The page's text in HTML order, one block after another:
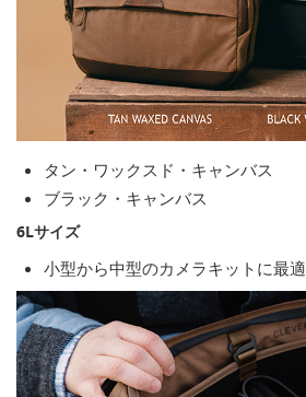
タン・ワックスド・キャンバス
ブラック・キャンバス
6Lサイズ
小型から中型のカメラキットに最適